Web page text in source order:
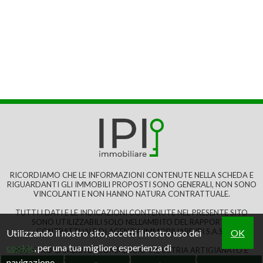
17 Locali Giardino
RICORDIAMO CHE LE INFORMAZIONI CONTENUTE NELLA SCHEDA E
RIGUARDANTI GLI IMMOBILI PROPOSTI SONO GENERALI, NON SONO
VINCOLANTI E NON HANNO NATURA CONTRATTUALE.
TUTTI I DATI E LE INDICAZIONI CONTENUTE NEL PRESENTE SITO
SONO UTILIZZABILI SOLO NELL'AMBITO DEL RAPPORTO
CONTRATTUALE DI AGENZIA IMMOBILIARE IPI S.A.S..
REGISTRO CAMERA DI COMMERCIO INDUSTRIA ARTIGIANATO E
AGRICOLTURA DI SAVONA: NO 111829. P.IVA: IT01083550093
Utilizzando il nostro sito, accetti il nostro uso dei
cookie, per una tua migliore esperienza di
OK